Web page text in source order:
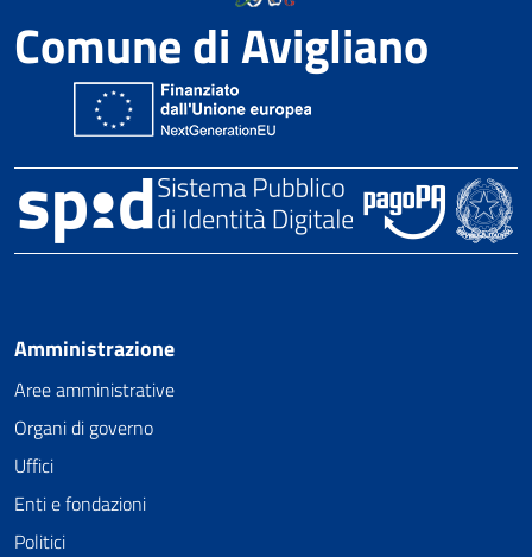
Comune di Avigliano
Amministrazione
Aree amministrative
Organi di governo
Uffici
Enti e fondazioni
Politici